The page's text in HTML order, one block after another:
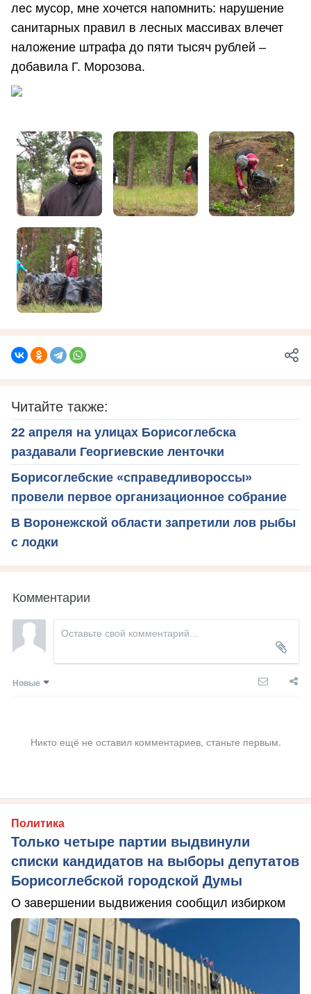
лес мусор, мне хочется напомнить: нарушение
санитарных правил в лесных массивах влечет
наложение штрафа до пяти тысяч рублей –
добавила Г. Морозова.
Читайте также:
22 апреля на улицах Борисоглебска
раздавали Георгиевские ленточки
Борисоглебские «справедливороссы»
провели первое организационное собрание
В Воронежской области запретили лов рыбы
с лодки
Комментарии
Новые
Никто ещё не оставил комментариев, станьте первым.
Политика
Только четыре партии выдвинули
списки кандидатов на выборы депутатов
Борисоглебской городской Думы
О завершении выдвижения сообщил избирком